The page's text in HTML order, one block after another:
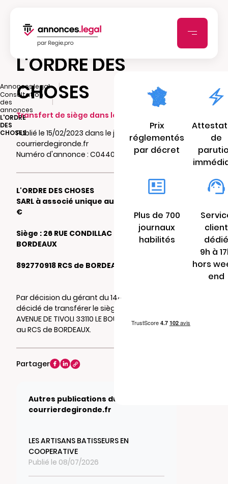
Annonces.legal
|
Consultation
des
annonces
|
L'ORDRE
DES
CHOSES
L'ORDRE DES
CHOSES
Transfert de siège dans le même ressort
Publié le 15/02/2023 dans le journal
courrierdegironde.fr
Numéro d'annonce : C044003380gmu
L'ORDRE DES CHOSES
SARL à associé unique au capital de 1.000
€
Siège : 26 RUE CONDILLAC 33000
BORDEAUX
892770918 RCS de BORDEAUX
Par décision du gérant du 14/02/2023, il a été
décidé de transférer le siège social au 108
AVENUE DE TIVOLI 33110 LE BOUSCAT. Mention
au RCS de BORDEAUX.
Partager
Autres publications du journal
courrierdegironde.fr
LES ARTISANS BATISSEURS EN
COOPERATIVE
Publié le 08/07/2026
Prix
réglementés
par décret
de
Plus de 700
journaux
habilités
client
dédié
9h à
hors
end